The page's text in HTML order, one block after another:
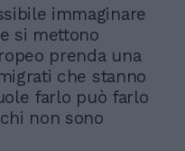
immaginare
si mettono
prenda una
che stanno
farlo può farlo
non sono